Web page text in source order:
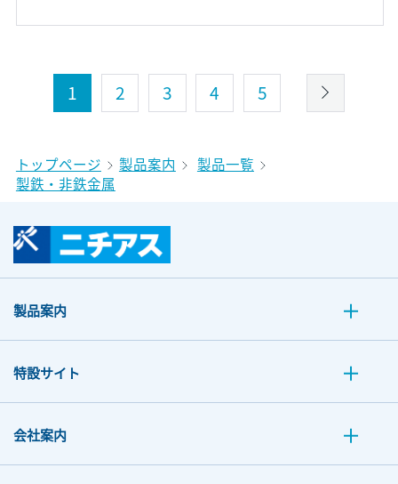
1 2 3 4 5
トップページ 製品案内
製品一覧
製鉄・非鉄金属
製品案内
特設サイト
会社案内